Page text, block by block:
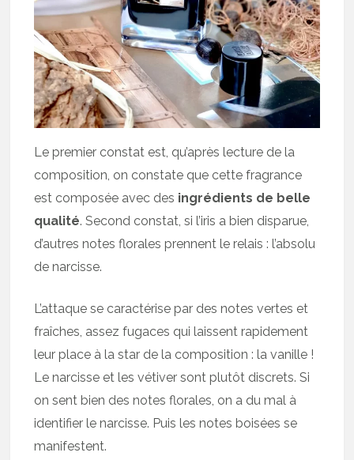
Le premier constat est, qu’après lecture de la
composition, on constate que cette fragrance
est composée avec des ingrédients de belle
qualité. Second constat, si l’iris a bien disparue,
d’autres notes florales prennent le relais : l’absolu
de narcisse.
L’attaque se caractérise par des notes vertes et
fraîches, assez fugaces qui laissent rapidement
leur place à la star de la composition : la vanille !
Le narcisse et les vétiver sont plutôt discrets. Si
on sent bien des notes florales, on a du mal à
identifier le narcisse. Puis les notes boisées se
manifestent.